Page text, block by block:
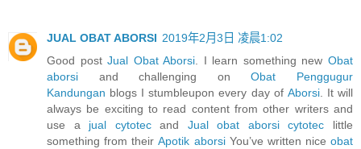
JUAL OBAT ABORSI 2019年2月3日 凌晨1:02
Good postJual Obat Aborsi . I learn something newObat
aborsi and challenging onObat Penggugur
Kandungan blogs I stumbleupon every day of Aborsi. It will
always be exciting to read content from other writers and
use a jual cytotecand Jual obat aborsi cytotec little
something from theirApotik aborsiYou’ve written nice obat